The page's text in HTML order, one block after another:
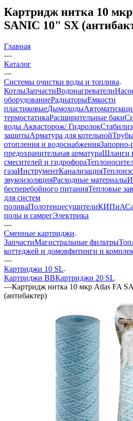
Картридж нитка 10
SANIC 10" SX
Главная
—
Каталог
—
Системы очистки воды и топлива
КотлыЗапчастиВодонагреватели
оборудованиеРадиаторыЕмкости
пластиковыеДымоходы
термостатикаРасширительные баки
воды Аквасторож/ Гидролок
защитыАрматура для котельной
отопления и водоснабженияЗапорно-
предохранительная арматураШланги
смесителей и гидрофора
газаИнструментКанализация
звукоизоляцияРасходные материалы
бесперебойного питанияТепловые
для систем
поливаПолотенцесушителиКИПиА
полы и самрегЭлектрика
—
Сменные картриджи
ЗапчастиМагистральные фильтры
коттеджей и домовфитинги и
—
Картриджи 10 SL
Картриджи BBКартриджи 20 SL
—Картридж нитка 10 мкр Atlas FA
(антибактер)